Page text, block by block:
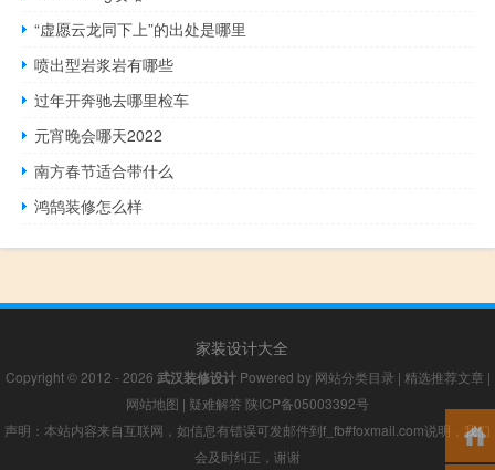
“虚愿云龙同下上”的出处是哪里
喷出型岩浆岩有哪些
过年开奔驰去哪里检车
元宵晚会哪天2022
南方春节适合带什么
鸿鹄装修怎么样
家装设计大全
Copyright © 2012 - 2026 武汉装修设计Powered by 网站分类目录 | 精选推荐文章 |
网站地图 | 疑难解答 陕ICP备05003392号
声明：本站内容来自互联网，如信息有错误可发邮件到f_fb#foxmail.com说明，我们
会及时纠正，谢谢